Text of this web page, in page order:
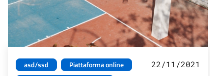
asd/ssd
Piattaforma online
22/11/2021